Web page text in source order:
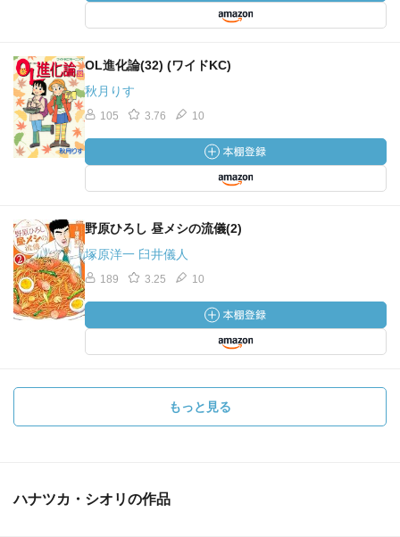
OL進化論(32) (ワイドKC)
秋月りす
105 3.76 10
野原ひろし 昼メシの流儀(2)
塚原洋一 臼井儀人
189 3.25 10
もっと見る
ハナツカ・シオリの作品